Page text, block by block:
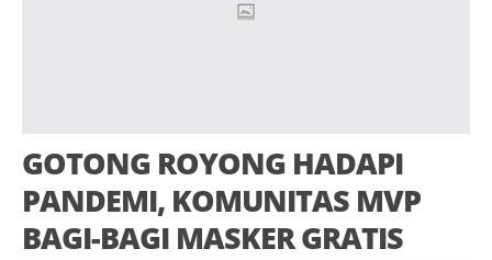
GOTONG ROYONG HADAPI
PANDEMI, KOMUNITAS MVP
BAGI-BAGI MASKER GRATIS